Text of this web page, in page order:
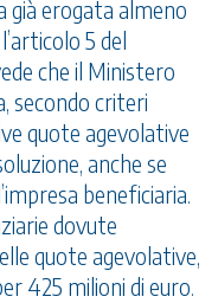
già erogata almeno
5 del
che il Ministero
secondo criteri
quote agevolative
anche se
beneficiaria.
dovute
quote agevolative,
425 milioni di euro.